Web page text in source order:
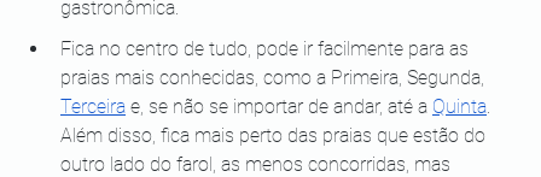
gastronômica.
Fica no centro de tudo, pode ir facilmente para as
praias mais conhecidas, como a Primeira, Segunda,
Terceira e, se não se importar de andar, até a Quinta.
Além disso, fica mais perto das praias que estão do
outro lado do farol, as menos concorridas, mas